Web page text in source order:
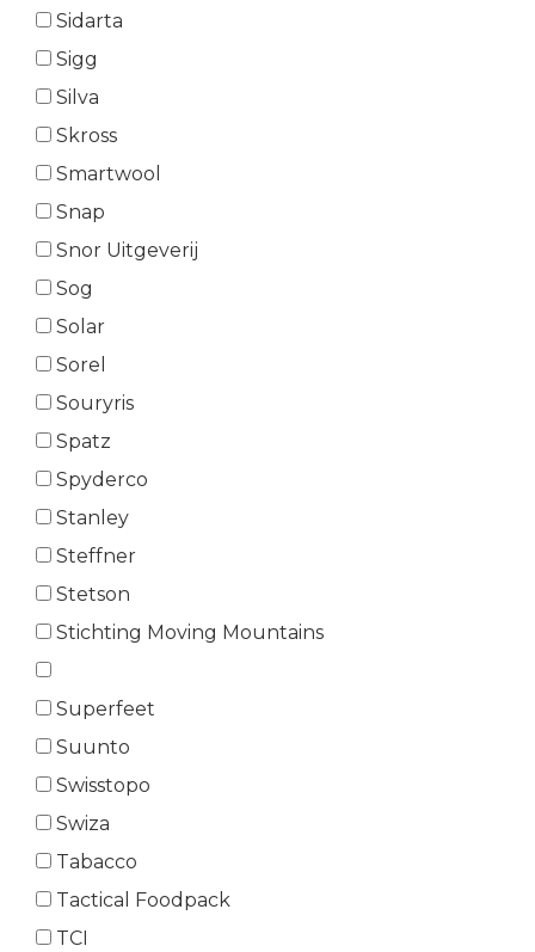
Sidarta
Sigg
Silva
Skross
Smartwool
Snap
Snor Uitgeverij
Sog
Solar
Sorel
Souryris
Spatz
Spyderco
Stanley
Steffner
Stetson
Stichting Moving Mountains
Superfeet
Suunto
Swisstopo
Swiza
Tabacco
Tactical Foodpack
TCI